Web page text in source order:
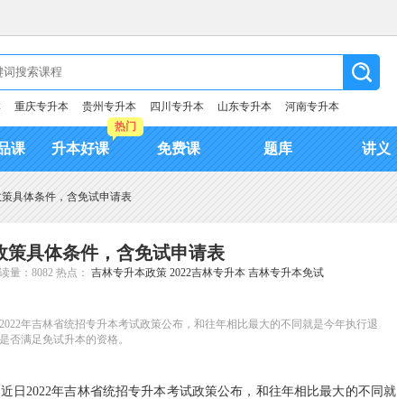
重庆专升本 贵州专升本 四川专升本 山东专升本 河南专升本
课 升本好课
热门
免费课 题库 讲义
具体条件，含免试申请表
策具体条件，含免试申请表
量：8082 热点： 吉林专升本政策 2022吉林专升本 吉林专升本免试
年吉林省统招专升本考试政策公布，和往年相比最大的不同就是今年执行退
否满足免试升本的资格。
日2022年吉林省统招专升本考试政策公布，和往年相比最大的不同就